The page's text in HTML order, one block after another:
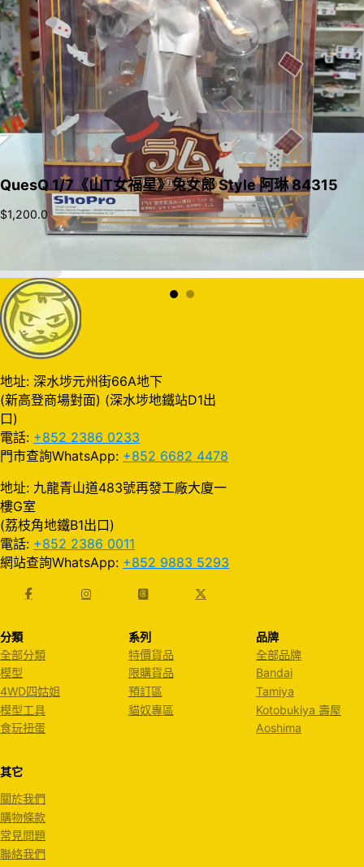
QuesQ 1/7《山T女福星》兔女郎 Style 阿琳 84315
$1,200.0
地址: 深水埗元州街66A地下
(新高登商場對面) (深水埗地鐵站D1出
口)
電話: +852 2386 0233
門市查詢WhatsApp: +852 6682 4478
地址: 九龍青山道483號再發工廠大廈一
樓G室
(荔枝角地鐵B1出口)
電話: +852 2386 0011
網站查詢WhatsApp: +852 9883 5293
分類
全部分類
模型
4WD四姑姐
模型工具
食玩扭蛋
系列
特價貨品
限購貨品
預訂區
貓奴專區
品牌
全部品牌
Bandai
Tamiya
Kotobukiya 壽屋
Aoshima
其它
關於我們
購物條款
常見問題
聯絡我們